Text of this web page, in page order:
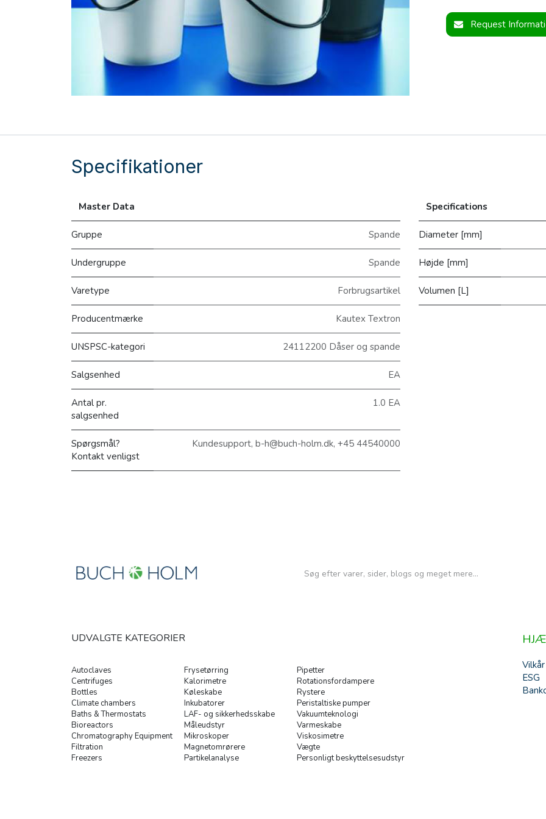
Request
Specifikationer
Master Data
Gruppe Spande
Undergruppe Spande
Varetype Forbrugsartikel
Producentmærke Kautex Textron
UNSPSC-kategori 24112200 Dåser og spande
Salgsenhed EA
Antal pr.
salgsenhed
1.0 EA
Spørgsmål?
Kontakt venligst
Kundesupport, b-h@buch-holm.dk, +45 44540000
Specifications
Diameter [mm]
Højde [mm]
Volumen [L]
Autoclaves
Centrifuges
Bottles
Climate chambers
Baths & Thermostats
Bioreactors
Chromatography Equipment
Filtration
Freezers
Frysetørring
Kalorimetre
Køleskabe
Inkubatorer
LAF- og sikkerhedsskabe
Måleudstyr
Mikroskoper
Magnetomrørere
Partikelanalyse
Pipetter
Rotationsfordampere
Rystere
Peristaltiske pumper
Vakuumteknologi
Varmeskabe
Viskosimetre
Vægte
Personligt beskyttelsesudstyr
UDVALGTE KATEGORIER
Vilkår
ESG